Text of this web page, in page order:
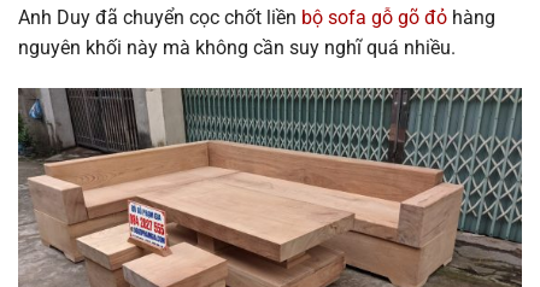
Anh Duy đã chuyển cọc chốt liền bộ sofa gỗ gõ đỏ hàng
nguyên khối này mà không cần suy nghĩ quá nhiều.